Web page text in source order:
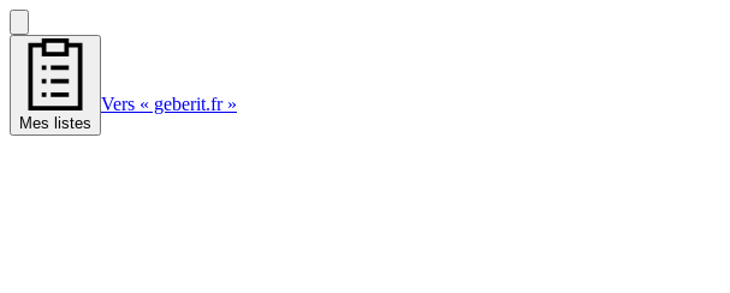
Mes listes
Vers « geberit.fr »